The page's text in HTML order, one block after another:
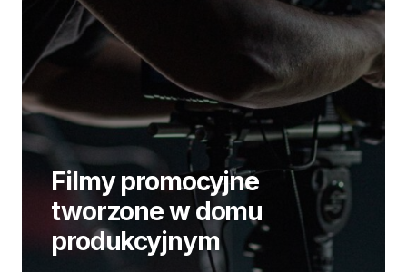
Filmy promocyjne
tworzone w domu
produkcyjnym